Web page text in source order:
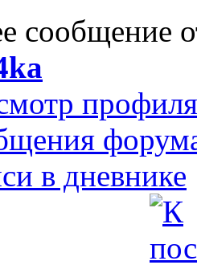
сообщение
профиля
в дневнике